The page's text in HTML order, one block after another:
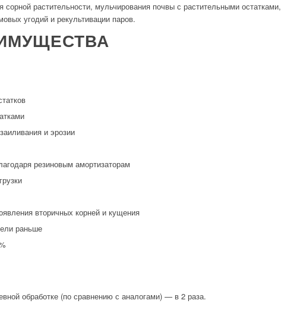
растительности, мульчирования почвы с растительными остатками,
угодий и рекультивации паров.
и эрозии
резиновым амортизаторам
вторичных корней и кущения
раньше
обработке (по сравнению с аналогами) — в 2 раза.